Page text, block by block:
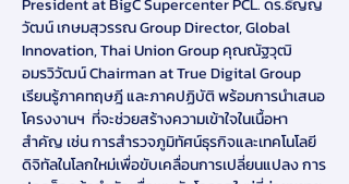
President at BigC Supercenter PCL. ดร.ธัญญ
วัฒน์ เกษมสุวรรณ Group Director, Global
Innovation, Thai Union Group คุณณัฐวุฒิ
อมรวิวัฒน์ Chairman at True Digital Group
เรียนรู้ภาคทฤษฎี และภาคปฏิบัติ พร้อมการนำเสนอ
โครงงานฯ  ที่จะช่วยสร้างความเข้าใจในเนื้อหา
สำคัญ เช่น การสำรวจภูมิทัศน์ธุรกิจและเทคโนโลยี
ดิจิทัลในโลกใหม่เพื่อขับเคลื่อนการเปลี่ยนแปลง การ